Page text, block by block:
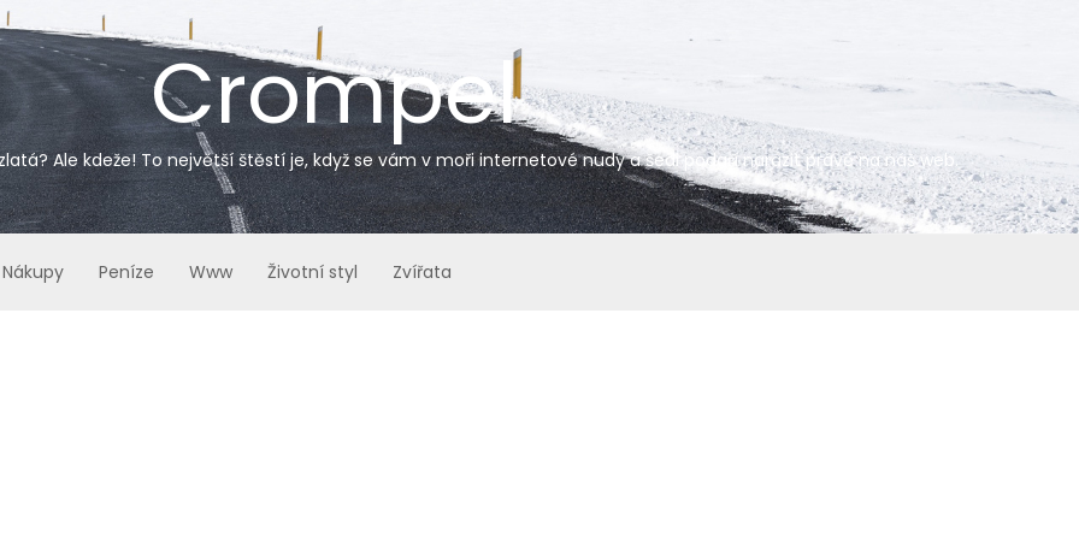
Crompel
Ale kdeže! To největší štěstí je, když se vám v moři internetové nudy a šedi podaří narazit právě na náš web.
Nákupy Peníze Www Životní styl Zvířata